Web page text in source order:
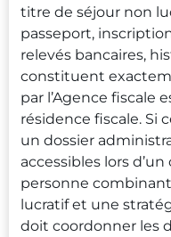
titre de séjour non
passeport,
relevés bancaires,
constituent
par l’Agence fiscale
résidence fiscale. Si
un dossier
accessibles lors
personne
lucratif et une
doit coordonner les